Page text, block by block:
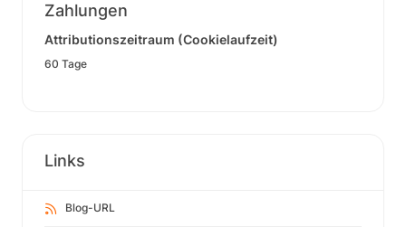
Zahlungen
Attributionszeitraum (Cookielaufzeit)
60 Tage
Links
Blog-URL